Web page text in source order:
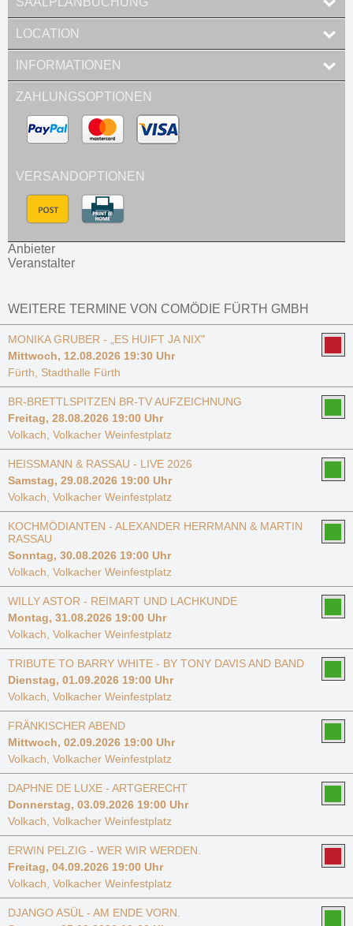
LOCATION
INFORMATIONEN
ZAHLUNGSOPTIONEN
VERSANDOPTIONEN
Anbieter
Veranstalter
WEITERE TERMINE VON COMÖDIE FÜRTH GMBH
MONIKA GRUBER - „ES HUIFT JA NIX"
Mittwoch, 12.08.2026 19:30 Uhr
Fürth, Stadthalle Fürth
BR-BRETTLSPITZEN BR-TV AUFZEICHNUNG
Freitag, 28.08.2026 19:00 Uhr
Volkach, Volkacher Weinfestplatz
HEISSMANN & RASSAU - LIVE 2026
Samstag, 29.08.2026 19:00 Uhr
Volkach, Volkacher Weinfestplatz
KOCHMÖDIANTEN - ALEXANDER HERRMANN & MARTIN
RASSAU
Sonntag, 30.08.2026 19:00 Uhr
Volkach, Volkacher Weinfestplatz
WILLY ASTOR - REIMART UND LACHKUNDE
Montag, 31.08.2026 19:00 Uhr
Volkach, Volkacher Weinfestplatz
TRIBUTE TO BARRY WHITE - BY TONY DAVIS AND BAND
Dienstag, 01.09.2026 19:00 Uhr
Volkach, Volkacher Weinfestplatz
FRÄNKISCHER ABEND
Mittwoch, 02.09.2026 19:00 Uhr
Volkach, Volkacher Weinfestplatz
DAPHNE DE LUXE - ARTGERECHT
Donnerstag, 03.09.2026 19:00 Uhr
Volkach, Volkacher Weinfestplatz
ERWIN PELZIG - WER WIR WERDEN.
Freitag, 04.09.2026 19:00 Uhr
Volkach, Volkacher Weinfestplatz
DJANGO ASÜL - AM ENDE VORN.